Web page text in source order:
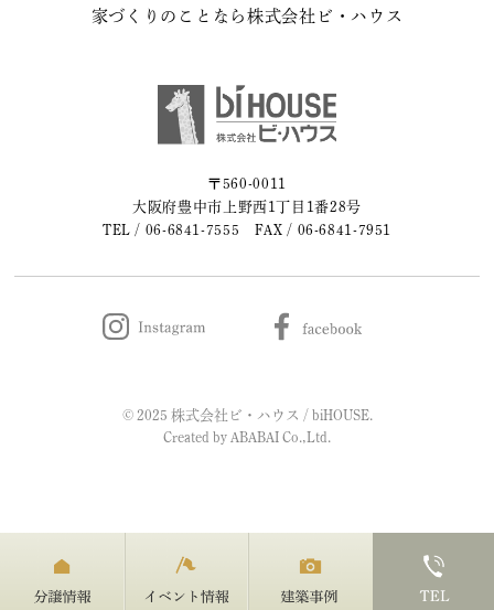
2023年08月 (2)
2023年04月 (2)
2023年03月 (3)
2023年02月 (2)
2022年09月 (2)
家づくりのことなら株式会社ビ・ハウス
〒560-0011
大阪府豊中市上野西1丁目1番28号
TEL / 06-6841-7555 FAX / 06-6841-7951
© 2025 株式会社ビ・ハウス / biHOUSE.
Created by ABABAI Co.,Ltd.